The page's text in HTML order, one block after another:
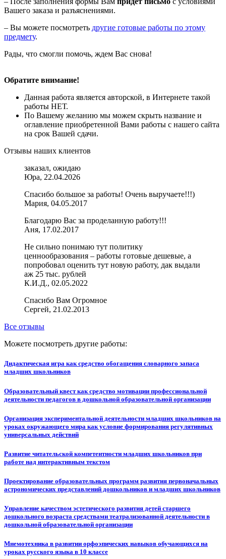
Вашего заказа и разъяснениями.
– Вы можете посмотреть другие готовые работы по этому
предмету.
Рады, что смогли помочь, ждем Вас снова!
Обратите внимание!
Данная работа является авторской, в Интернете такой
работы НЕТ.
По Вашему желанию мы можем скрыть название и
оглавление приобретенной Вами работы с нашего сайта
на срок Вашей сдачи.
Отзывы наших клиентов
заказал, ожидаю
Юра, 22.04.2026
Спасибо большое за работы! Очень выручаете!!!)
Мария, 04.05.2017
Благодарю Вас за проделанную работу!!!
Аня, 17.02.2017
Не сильно понимаю тут политику
ценнообразования – работы готовые дешевые, а
попробовал оценить тут новую работу, дак выдали
аж 25 тыс. рублей
К.И.Д., 02.05.2022
Спасибо Вам Огромное
Сергей, 21.02.2013
Все отзывы
Можете посмотреть другие работы:
Дидактическая игра как средство обогащения словарного запаса
младших школьников
Образовательный квест как средство мотивации профессиональной
деятельности педагогов в дошкольной образовательной организации
Организация экспериментальной деятельности младших школьников на
уроках окружающего мира как условие формирования регулятивных
универсальных действий
Развитие читательской компетентности младших школьников при
работе над интерактивным текстом
Проектирование образовательных программ развития первоначальных
астрономических представлений дошкольников и младших школьников
Управление качеством эстетического развития детей старшего
дошкольного возраста средствами театрализованной деятельности в
дошкольной образовательной организации
Мнемотехника в развитии орфоэпических навыков обучающихся на
уроках русского языка в 10 классе